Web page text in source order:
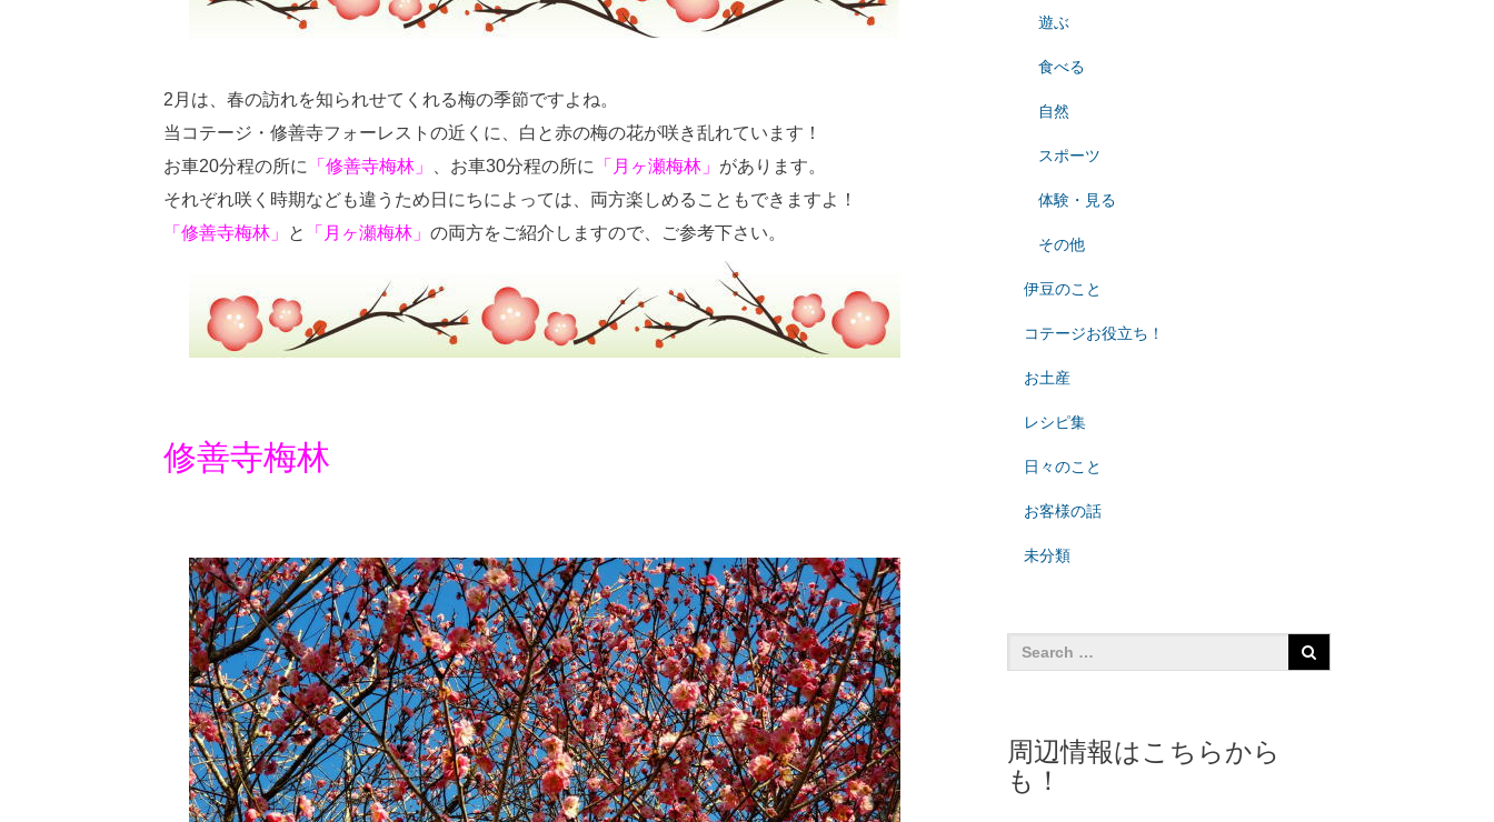
2月は、春の訪れを知られせてくれる梅の季節ですよね。
当コテージ・修善寺フォーレストの近くに、白と赤の梅の花が咲き乱れています！
お車20分程の所に
「修善寺梅林」 、お車30分程の所に 「月ヶ瀬梅林」 があります。
それぞれ咲く時期なども違うため日にちによっては、両方楽しめることもできますよ！
「修善寺梅林」
と 「月ヶ瀬梅林」 の両方をご紹介しますので、ご参考下さい。
修善寺梅林
遊ぶ
食べる
自然
スポーツ
体験・見る
その他
伊豆のこと
コテージお役立ち！
お土産
レシピ集
日々のこと
お客様の話
未分類
周辺情報はこちらから
も！